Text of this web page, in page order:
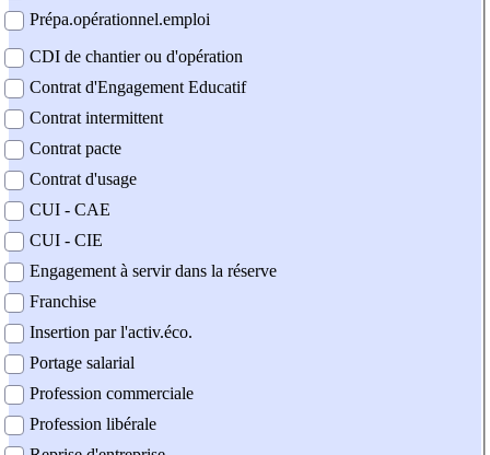
Prépa.opérationnel.emploi
CDI de chantier ou d'opération
Contrat d'Engagement Educatif
Contrat intermittent
Contrat pacte
Contrat d'usage
CUI - CAE
CUI - CIE
Engagement à servir dans la réserve
Franchise
Insertion par l'activ.éco.
Portage salarial
Profession commerciale
Profession libérale